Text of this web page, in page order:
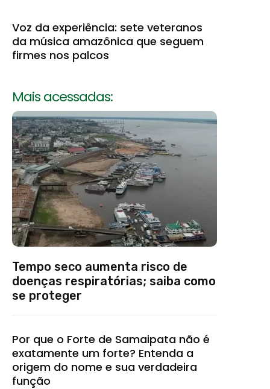
Voz da experiência: sete veteranos
da música amazônica que seguem
firmes nos palcos
Mais acessadas:
Tempo seco aumenta risco de
doenças respiratórias; saiba como
se proteger
Por que o Forte de Samaipata não é
exatamente um forte? Entenda a
origem do nome e sua verdadeira
função